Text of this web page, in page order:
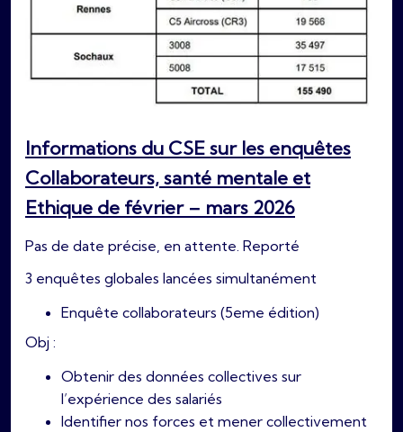
Informations du CSE sur les enquêtes
Collaborateurs, santé mentale et
Ethique de février – mars 2026
Pas de date précise, en attente. Reporté
3 enquêtes globales lancées simultanément
Enquête collaborateurs (5eme édition)
Obj :
Obtenir des données collectives sur
l’expérience des salariés
Identifier nos forces et mener collectivement